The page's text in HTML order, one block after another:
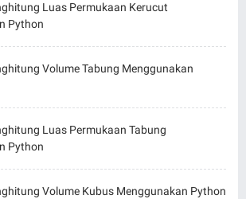
Luas Permukaan Kerucut
Python
Volume Tabung Menggunakan
Luas Permukaan Tabung
Python
Volume Kubus Menggunakan Python